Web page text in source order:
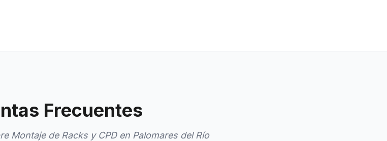
Frecuentes
Montaje de Racks y CPD en Palomares del Río